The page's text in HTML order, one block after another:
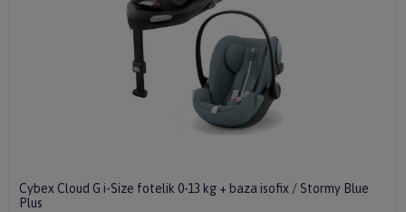
Cybex Cloud G i-Size fotelik 0-13 kg + baza isofix / Stormy Blue
Plus